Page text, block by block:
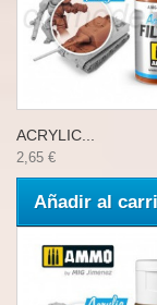
ACRYLIC...
2,65 €
Añadir al